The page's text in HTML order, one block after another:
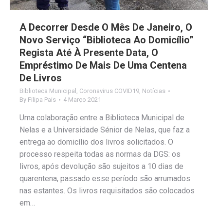
A Decorrer Desde O Mês De Janeiro, O
Novo Serviço “Biblioteca Ao Domicílio”
Regista Até À Presente Data, O
Empréstimo De Mais De Uma Centena
De Livros
Biblioteca Municipal , Coronavirus COVID19, Notícias
By Filipa Pais 4 Março 2021
Uma colaboração entre a Biblioteca Municipal de
Nelas e a Universidade Sénior de Nelas, que faz a
entrega ao domicílio dos livros solicitados. O
processo respeita todas as normas da DGS: os
livros, após devolução são sujeitos a 10 dias de
quarentena, passado esse período são arrumados
nas estantes. Os livros requisitados são colocados
em…